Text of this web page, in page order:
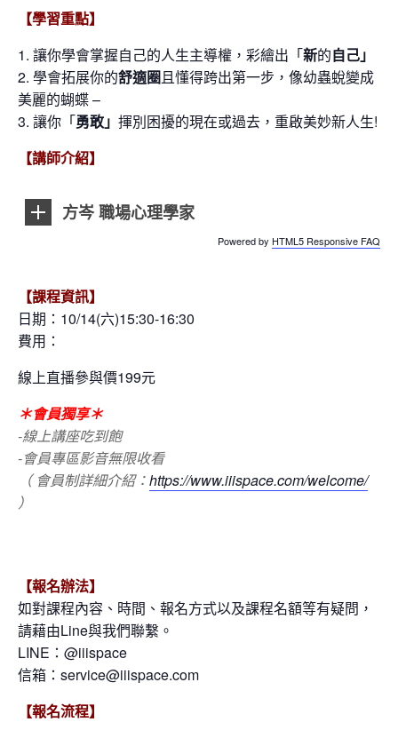
【學習重點】
讓你學會掌握自己的人生主導權，彩繪出「新的自己」
學會拓展你的舒適圈且懂得跨出第一步， 像幼蟲蛻變成
美麗的蝴蝶 –
讓你「勇敢」 揮別困擾的現在或過去，重啟美妙新人生!
【講師介紹】
方岑 職場心理學家
Powered by HTML5 Responsive FAQ
【課程資訊】
日期：10/14(六)15:30-16:30
費用：
線上直播參與價199元
＊會員獨享＊
-線上講座吃到飽
-會員專區影音無限收看
（ 會員制詳細介紹：https://www.iiispace.com/welcome/
）
【報名辦法】
如對課程內容、時間、報名方式以及課程名額等有疑問，
請藉由Line與我們聯繫。
LINE：@iiispace
信箱：service@iiispace.com
【報名流程】